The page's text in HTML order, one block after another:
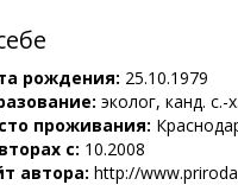
рождения: 25.10.1979
эколог, канд. с.-
проживания:
с: 10.2008
автора: http://